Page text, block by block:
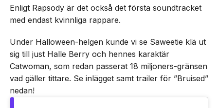
Enligt Rapsody är det också det första soundtracket
med endast kvinnliga rappare.
Under Halloween-helgen kunde vi se Saweetie klä ut
sig till just Halle Berry och hennes karaktär
Catwoman, som redan passerat 18 miljoners-gränsen
vad gäller tittare. Se inlägget samt trailer för ”Bruised”
nedan!